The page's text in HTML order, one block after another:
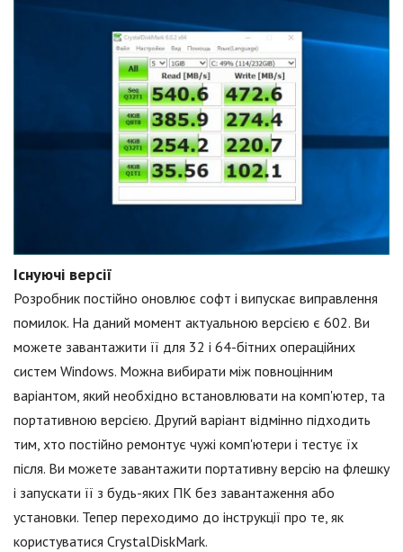
Існуючі версії
Розробник постійно оновлює софт і випускає виправлення
помилок. На даний момент актуальною версією є 602. Ви
можете завантажити її для 32 і 64-бітних операційних
систем Windows. Можна вибирати між повноцінним
варіантом, який необхідно встановлювати на комп'ютер, та
портативною версією. Другий варіант відмінно підходить
тим, хто постійно ремонтує чужі комп'ютери і тестує їх
після. Ви можете завантажити портативну версію на флешку
і запускати її з будь-яких ПК без завантаження або
установки. Тепер переходимо до інструкції про те, як
користуватися CrystalDiskMark.